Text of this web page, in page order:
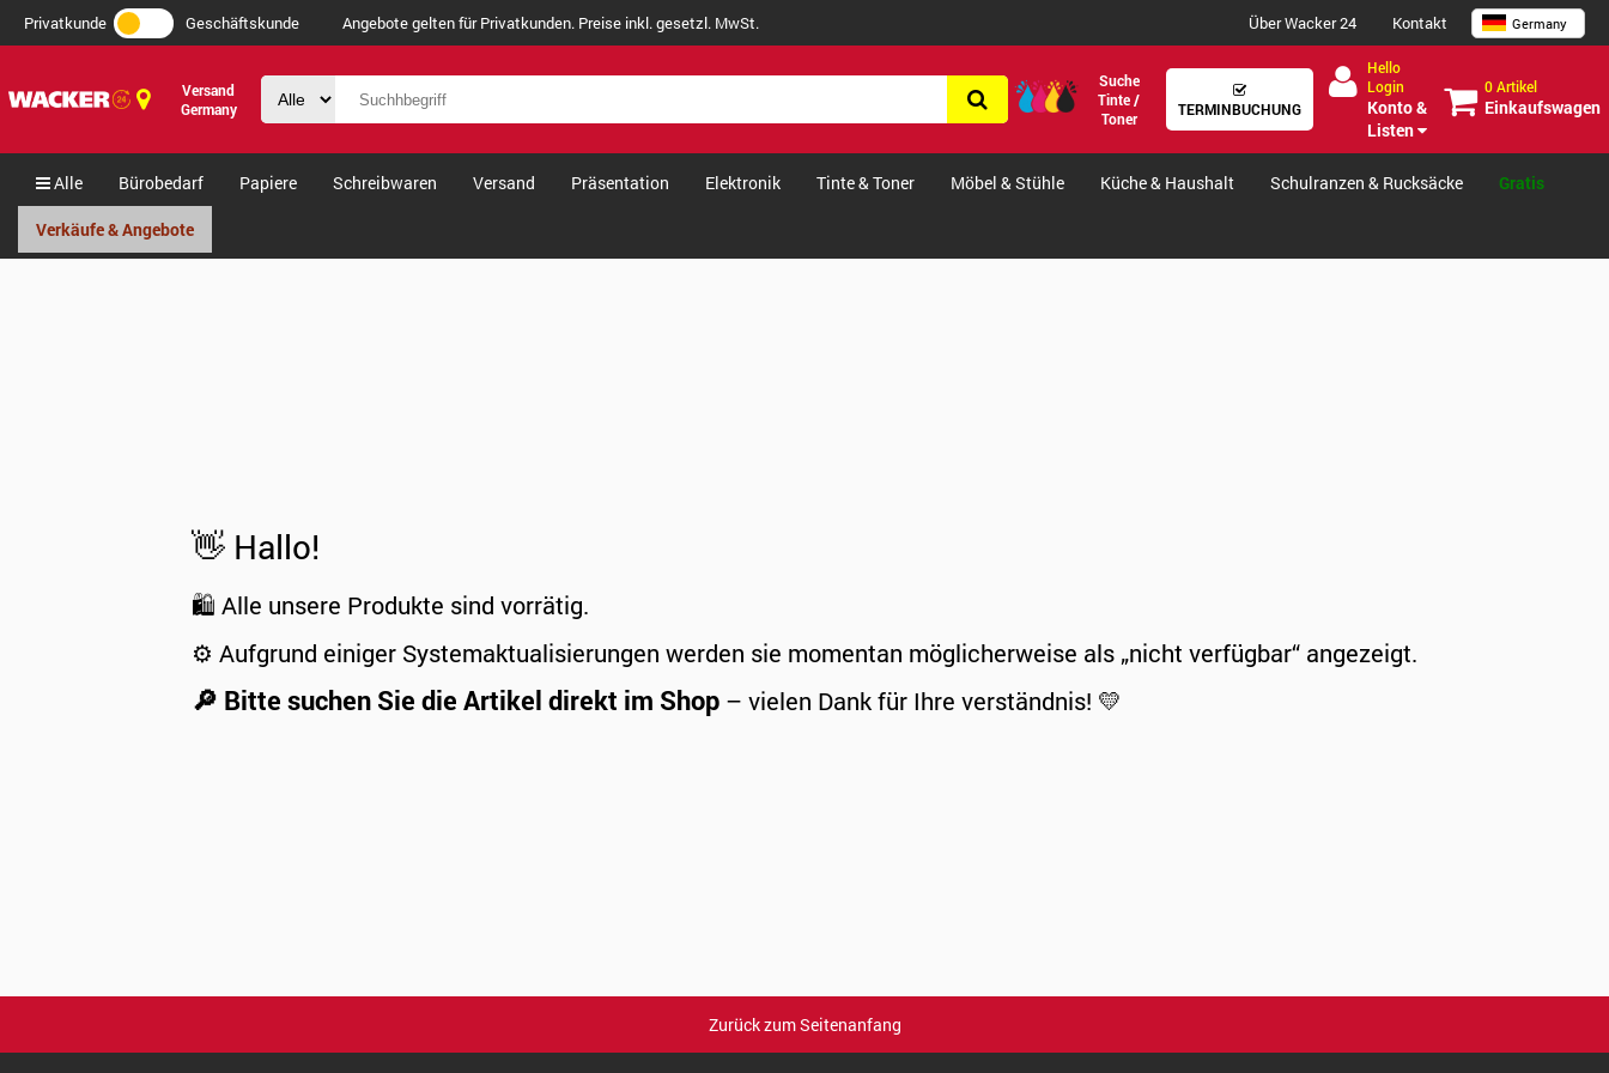
Privatkunde Geschäftskunde Angebote gelten für Privatkunden. Preise inkl. gesetzl. MwSt. Über Wacker 24 Kontakt Germany
Versand
Germany
Suche
Tinte /
Toner
TERMINBUCHUNG
Hello
Login
Konto &
Listen
0 Artikel
Einkaufswagen
Alle Bürobedarf Papiere Schreibwaren Versand Präsentation Elektronik Tinte & Toner Möbel & Stühle Küche & Haushalt Schulranzen & Rucksäcke Gratis
Verkäufe & Angebote
👋 Hallo!
🛍️ Alle unsere Produkte sind vorrätig.
⚙️ Aufgrund einiger Systemaktualisierungen werden sie momentan möglicherweise als „nicht verfügbar“ angezeigt.
🔎 Bitte suchen Sie die Artikel direkt im Shop – vielen Dank für Ihre verständnis! 💛
Zurück zum Seitenanfang